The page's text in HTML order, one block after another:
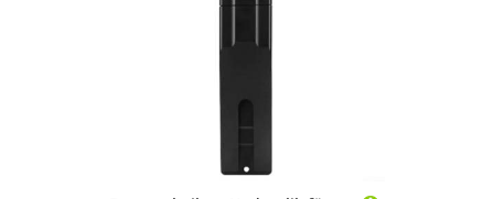
Fitnesszubehör von Filteilect
Schlafsäcke von Filteilect
Luftpumpen von Filteilect